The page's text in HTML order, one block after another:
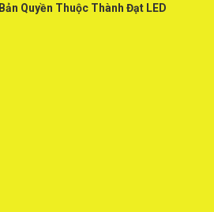
Bản Quyền Thuộc Thành Đạt LED